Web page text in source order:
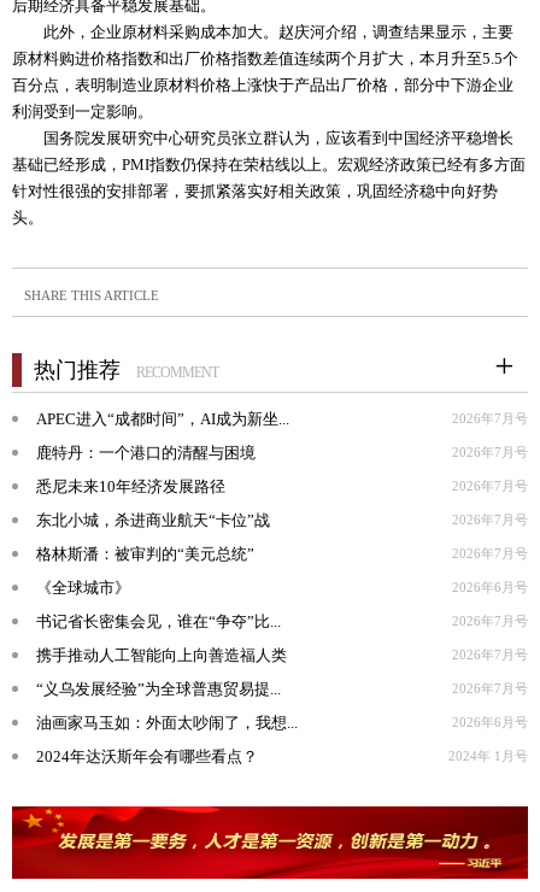
后期经济具备平稳发展基础。
此外，企业原材料采购成本加大。赵庆河介绍，调查结果显示，主要
原材料购进价格指数和出厂价格指数差值连续两个月扩大，本月升至5.5个
百分点，表明制造业原材料价格上涨快于产品出厂价格，部分中下游企业
利润受到一定影响。
国务院发展研究中心研究员张立群认为，应该看到中国经济平稳增长
基础已经形成，PMI指数仍保持在荣枯线以上。宏观经济政策已经有多方面
针对性很强的安排部署，要抓紧落实好相关政策，巩固经济稳中向好势
头。
SHARE THIS ARTICLE
热门推荐 RECOMMENT
APEC进入“成都时间”，AI成为新坐... 2026年7月号
鹿特丹：一个港口的清醒与困境 2026年7月号
悉尼未来10年经济发展路径 2026年7月号
东北小城，杀进商业航天“卡位”战 2026年7月号
格林斯潘：被审判的“美元总统” 2026年7月号
《全球城市》 2026年6月号
书记省长密集会见，谁在“争夺”比... 2026年7月号
携手推动人工智能向上向善造福人类 2026年7月号
“义乌发展经验”为全球普惠贸易提... 2026年7月号
油画家马玉如：外面太吵闹了，我想... 2026年6月号
2024年达沃斯年会有哪些看点？ 2024年 1月号